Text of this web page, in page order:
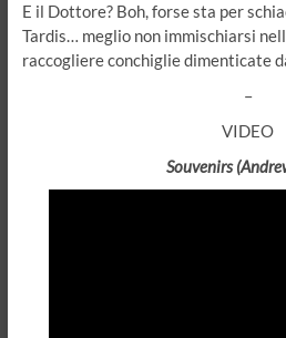
E il Dottore? Boh, forse sta per
Tardis… meglio non immischiarsi
raccogliere conchiglie dimenticate
–
VIDEO
Souvenirs